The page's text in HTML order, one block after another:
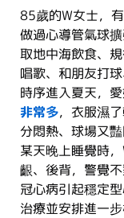
85歲的W女士，
做過心導管氣球
取地中海飲食、
唱歌、和朋友打
時序進入夏天，
非常多，衣服濕
分悶熱、球場又
某天晚上睡覺時
齦、後背，警覺
冠心病引起穩定
治療並安排進一步